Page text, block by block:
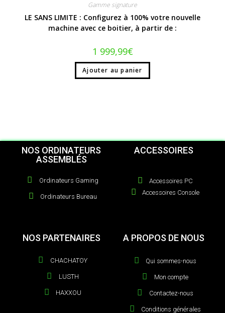
Gamme signature
LE SANS LIMITE : Configurez à 100% votre nouvelle
machine avec ce boitier, à partir de :
1 999,99€
Ajouter au panier
NOS ORDINATEURS
ASSEMBLÉS
Ordinateurs Gaming
Ordinateurs Bureau
ACCESSOIRES
Accessoires PC
Accessoires Console
NOS PARTENAIRES
CHACHATOY
LUSTH
HAXXOU
A PROPOS DE NOUS
Qui sommes-nous
Mon compte
Contactez-nous
Conditions générales